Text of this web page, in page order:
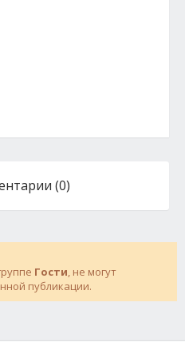
(0)
Гости, не могут
публикации.